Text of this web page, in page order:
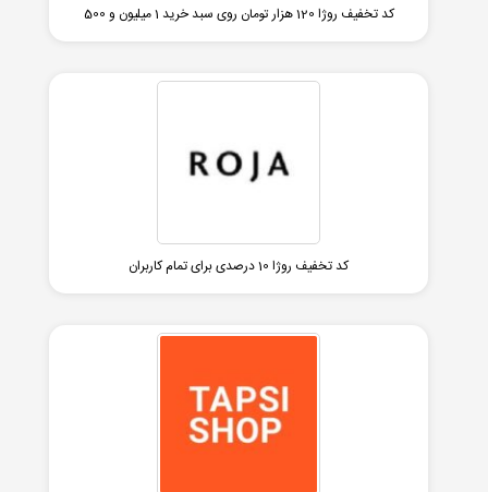
کد تخفیف روژا 120 هزار تومان روی سبد خرید 1 میلیون و 500
کد تخفیف روژا 10 درصدی برای تمام کاربران